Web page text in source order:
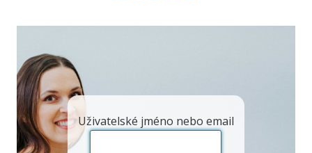
Uživatelské jméno nebo email